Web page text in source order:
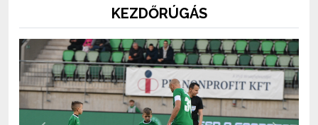
KEZDŐRÚGÁS
Previous Next